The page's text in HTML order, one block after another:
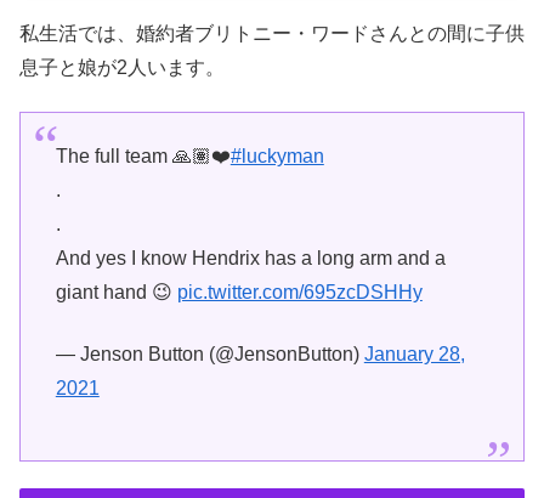
私生活では、婚約者ブリトニー・ワードさんとの間に子供
息子と娘が2人います。
The full team 🙏🏽❤️#luckyman
.
.
And yes I know Hendrix has a long arm and a
giant hand 😉 pic.twitter.com/695zcDSHHy
— Jenson Button (@JensonButton) January 28,
2021